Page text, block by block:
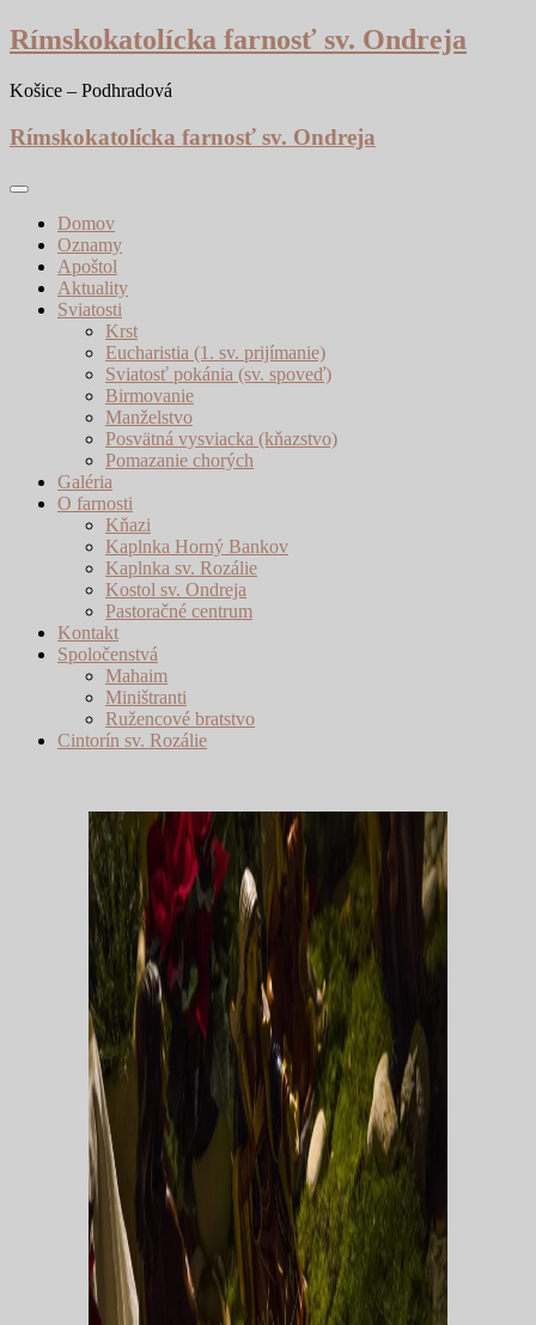
Skip
to
Rímskokatolícka farnosť sv. Ondreja
Košice – Podhradová
Rímskokatolícka farnosť sv. Ondreja
Domov
Oznamy
Apoštol
Aktuality
Sviatosti
Krst
Eucharistia (1. sv. prijímanie)
Sviatosť pokánia (sv. spoveď)
Birmovanie
Manželstvo
Posvätná vysviacka (kňazstvo)
Pomazanie chorých
Galéria
O farnosti
Kňazi
Kaplnka Horný Bankov
Kaplnka sv. Rozálie
Kostol sv. Ondreja
Pastoračné centrum
Kontakt
Spoločenstvá
Mahaim
Miništranti
Ružencové bratstvo
Cintorín sv. Rozálie